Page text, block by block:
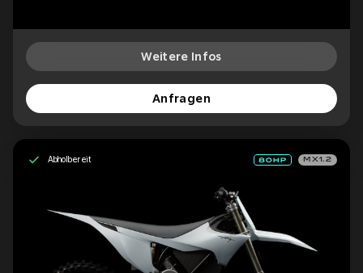
Weitere Infos
Anfragen
Abholbereit MX1.2